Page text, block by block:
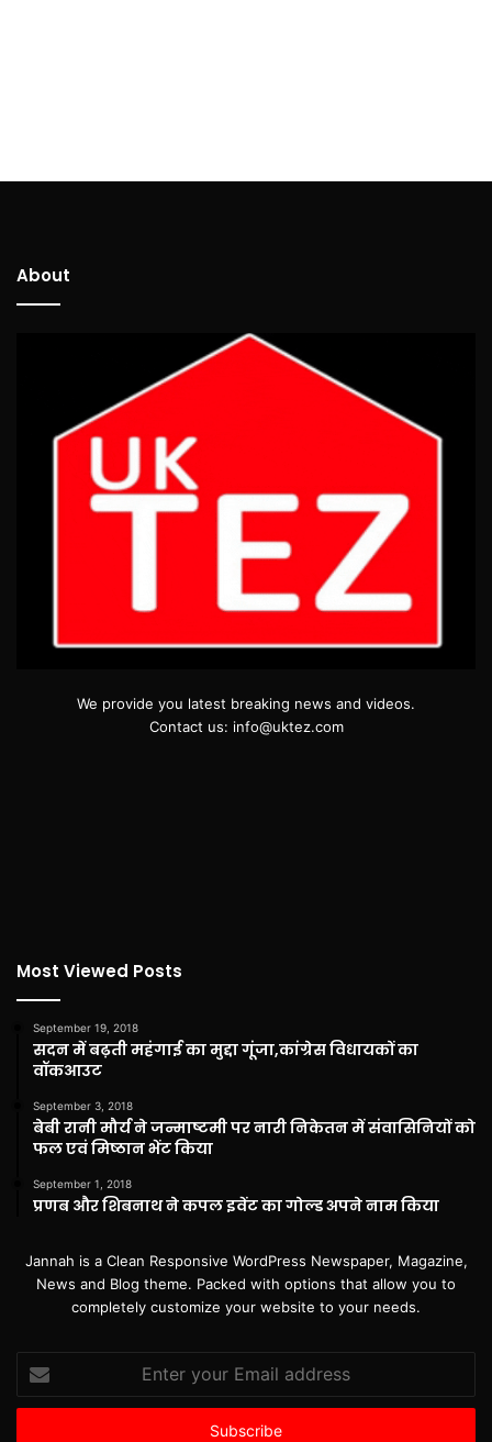
About
We provide you latest breaking news and videos.
Contact us: info@uktez.com
Most Viewed Posts
September 19, 2018
सदन में बढ़ती महंगाई का मुद्दा गूंजा,कांग्रेस विधायकों का
वॉकआउट
September 3, 2018
बेबी रानी मौर्य ने जन्माष्टमी पर नारी निकेतन में संवासिनियों को
फल एवं मिष्ठान भेंट किया
September 1, 2018
प्रणब और शिबनाथ ने कपल इवेंट का गोल्ड अपने नाम किया
Jannah is a Clean Responsive WordPress Newspaper, Magazine,
News and Blog theme. Packed with options that allow you to
completely customize your website to your needs.
your
Email